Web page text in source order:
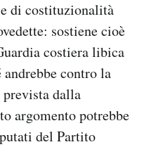
di costituzionalità
sostiene cioè
costiera libica
contro la
dalla
argomento potrebbe
del Partito